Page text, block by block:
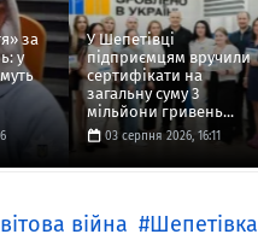
за
у
У Шепетівці
підприємцям вручили
сертифікати на
загальну суму 3
мільйони гривень...
03 серпня 2026, 16:11
війна Шепетівка